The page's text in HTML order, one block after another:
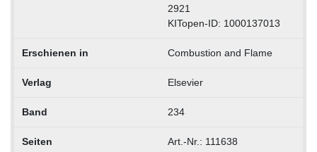
2921
KITopen-ID: 1000137013
Erschienen in Combustion and Flame
Verlag Elsevier
Band 234
Seiten Art.-Nr.: 111638